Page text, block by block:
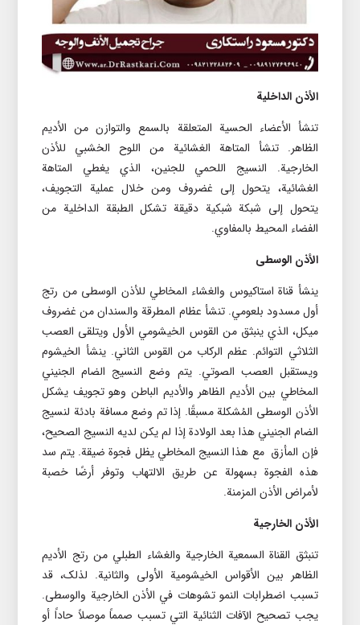
الأذن الداخلية
تنشأ الأعضاء الحسية المتعلقة بالسمع والتوازن من الأديم
الظاهر. تنشأ المتاهة الغشائية من اللوح الخشبي للأذن
الخارجية. النسيج اللحمي للجنين، الذي يغطي المتاهة
الغشائية، يتحول إلى غضروف ومن خلال عملية التجويف،
يتحول إلى شبکة شبکية دقيقة تشکل الطبقة الداخلية من
الفضاء المحيط بالمفاوي.
الأذن الوسطى
ينشأ قناة استاکيوس والغشاء المخاطي للأذن الوسطى من رتج
أول مسدود بلعومي. تنشأ عظام المطرقة والسندان من غضروف
ميکل، الذي ينبثق من القوس الخيشومي الأول ويتلقى العصب
الثلاثي التوائم. عظم الرکاب من القوس الثاني. ينشأ الخيشوم
ويستقبل العصب الصوتي. يتم وضع النسيج الضام الجنيني
المخاطي بين الأديم الظاهر والأديم الباطن وهو تجويف يشکل
الأذن الوسطى المُشکلة مسبقًا. إذا تم وضع مسافة بادئة لنسيج
الضام الجنيني هذا بعد الولادة إذا لم يکن لديه النسيج الصحيح،
فإن المأزق مع هذا النسیج المخاطي يظل فجوة ضيقة. يتم سد
هذه الفجوة بسهولة عن طريق الالتهاب وتوفر أرضًا خصبة
لأمراض الأذن المزمنة.
الأذن الخارجية
تنبثق القناة السمعية الخارجية والغشاء الطبلي من رتج الأديم
الظاهر بين الأقواس الخيشومية الأولى والثانية. لذلک، قد
تسبب اضطرابات النمو تشوهات في الأذن الخارجية والوسطى.
يجب تصحيح الآفات الثنائية التي تسبب صمماً موصلاً حاداً أو